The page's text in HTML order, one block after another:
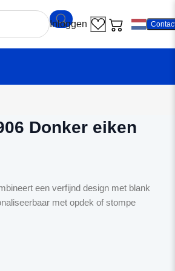
Donker eiken
een verfijnd design met blank
met opdek of stompe